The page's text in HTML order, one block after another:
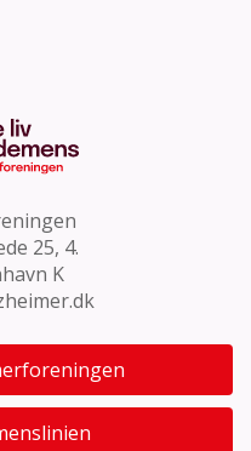
25, 4.
K